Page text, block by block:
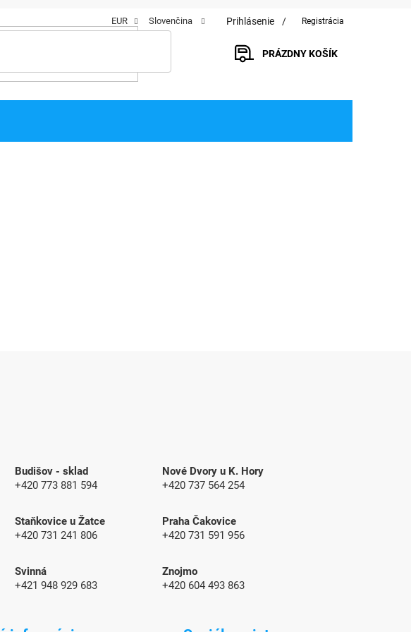
EUR Slovenčina Prihlásenie Registrácia
PRÁZDNY KOŠÍK
Budišov - sklad
+420 773 881 594
Nové Dvory u K. Hory
+420 737 564 254
Staňkovice u Žatce
+420 731 241 806
Praha Čakovice
+420 731 591 956
Svinná
+421 948 929 683
Znojmo
+420 604 493 863